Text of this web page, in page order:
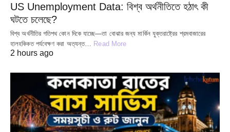
US Unemployment Data: বিশ্ব অর্থনীতিতে হঠাৎ কী
ঘটতে চলেছে?
বিশ্ব অর্থনীতির গতিপথ কোন দিকে যাচ্ছে—তা বোঝার জন্য মার্কিন যুক্তরাষ্ট্রের শ্রমবাজারের
হালহকিকত পর্যবেক্ষণ করা অত্যন্ত… Read More
2 hours ago